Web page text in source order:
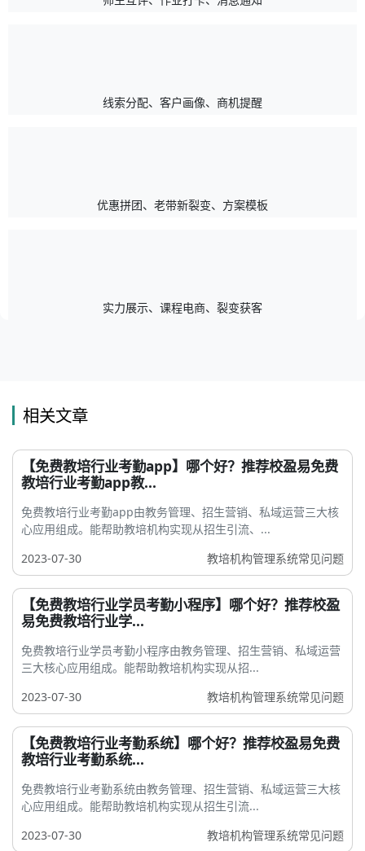
线索分配、客户画像、商机提醒
优惠拼团、老带新裂变、方案模板
实力展示、课程电商、裂变获客
相关文章
【免费教培行业考勤app】哪个好？推荐校盈易免费
教培行业考勤app教...
免费教培行业考勤app由教务管理、招生营销、私域运营三大核
心应用组成。能帮助教培机构实现从招生引流、...
2023-07-30
教培机构管理系统常见问题
【免费教培行业学员考勤小程序】哪个好？推荐校盈
易免费教培行业学...
免费教培行业学员考勤小程序由教务管理、招生营销、私域运营
三大核心应用组成。能帮助教培机构实现从招...
2023-07-30
教培机构管理系统常见问题
【免费教培行业考勤系统】哪个好？推荐校盈易免费
教培行业考勤系统...
免费教培行业考勤系统由教务管理、招生营销、私域运营三大核
心应用组成。能帮助教培机构实现从招生引流...
2023-07-30
教培机构管理系统常见问题